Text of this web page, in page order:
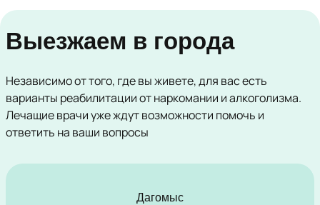
Выезжаем в города
Независимо от того, где вы живете, для вас есть
варианты реабилитации от наркомании и алкоголизма.
Лечащие врачи уже ждут возможности помочь и
ответить на ваши вопросы
Дагомыс